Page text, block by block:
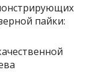
пайки: